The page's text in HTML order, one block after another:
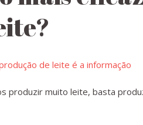
produzir muito leite, basta